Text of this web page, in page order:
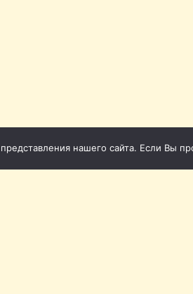
нашего сайта. Если Вы